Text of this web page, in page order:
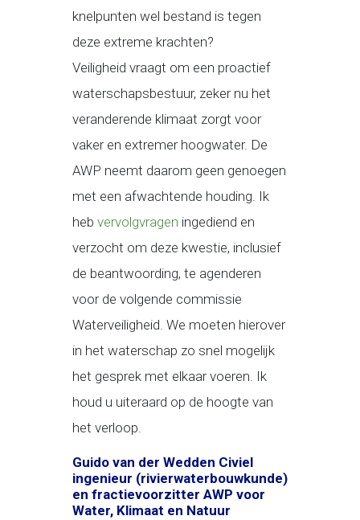
knelpunten wel bestand is tegen
deze extreme krachten?
Veiligheid vraagt om een proactief
waterschapsbestuur, zeker nu het
veranderende klimaat zorgt voor
vaker en extremer hoogwater. De
AWP neemt daarom geen genoegen
met een afwachtende houding. Ik
heb vervolgvragen ingediend en
verzocht om deze kwestie, inclusief
de beantwoording, te agenderen
voor de volgende commissie
Waterveiligheid. We moeten hierover
in het waterschap zo snel mogelijk
het gesprek met elkaar voeren. Ik
houd u uiteraard op de hoogte van
het verloop.
Guido van der Wedden Civiel
ingenieur (rivierwaterbouwkunde)
en fractievoorzitter AWP voor
Water, Klimaat en Natuur